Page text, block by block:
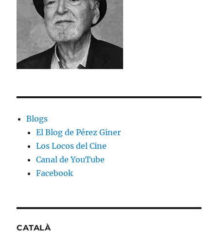
Blogs
El Blog de Pérez Giner
Los Locos del Cine
Canal de YouTube
Facebook
CATALÀ